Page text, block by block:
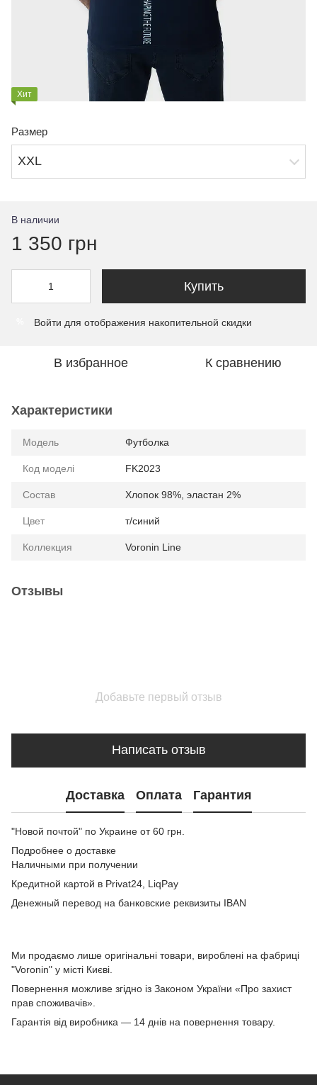
Хит
Размер
XXL
В наличии
1 350 грн
Купить
Войти для отображения накопительной скидки
В избранное К сравнению
Характеристики
Модель Футболка
Код моделі FK2023
Состав Хлопок 98%, эластан 2%
Цвет т/синий
Коллекция Voronin Line
Отзывы
Добавьте первый отзыв
Написать отзыв
Доставка Оплата Гарантия
"Новой почтой" по Украине от 60 грн.
Подробнее о доставке
Наличными при получении
Кредитной картой в Privat24, LiqPay
Денежный перевод на банковские реквизиты IBAN
Ми продаємо лише оригінальні товари, вироблені на фабриці
"Voronin" у місті Києві.
Повернення можливе згідно із Законом України «Про захист
прав споживачів».
Гарантія від виробника — 14 днів на повернення товару.